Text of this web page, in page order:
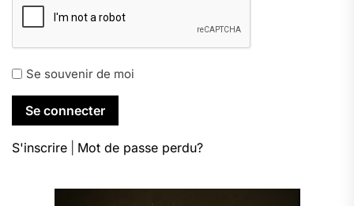
Se souvenir de moi
S'inscrire Mot de passe perdu?